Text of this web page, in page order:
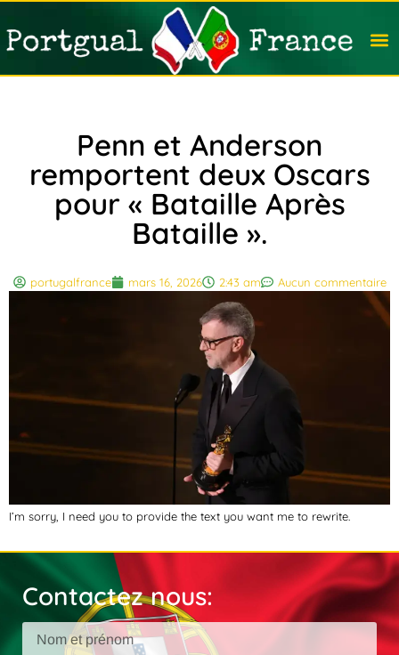
Penn et Anderson
remportent deux Oscars
pour « Bataille Après
Bataille ».
portugalfrance mars 16, 2026 2:43 am Aucun commentaire
I’m sorry, I need you to provide the text you want me to rewrite.
Contactez nous: